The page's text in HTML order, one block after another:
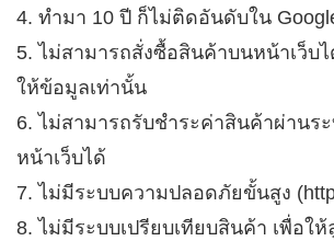
4. ทำมา 10 ปี ก็ไม่ติดอันดับใน
5. ไม่สามารถสั่งซื้อสินค้าบนหน้าเว็บ
ให้ข้อมูลเท่านั้น
6. ไม่สามารถรับชำระค่าสินค้าผ่านร
หน้าเว็บได้
7. ไม่มีระบบความปลอดภัยขั้นสูง
8. ไม่มีระบบเปรียบเทียบสินค้า เพื่อใ